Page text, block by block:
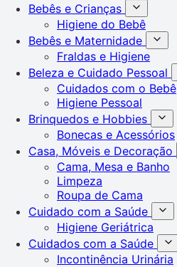
Bebês e Crianças
Higiene do Bebê
Bebês e Maternidade
Fraldas e Higiene
Beleza e Cuidado Pessoal
Cuidados com o Bebê
Higiene Pessoal
Brinquedos e Hobbies
Bonecas e Acessórios
Casa, Móveis e Decoração
Cama, Mesa e Banho
Limpeza
Roupa de Cama
Cuidado com a Saúde
Higiene Geriátrica
Cuidados com a Saúde
Incontinência Urinária